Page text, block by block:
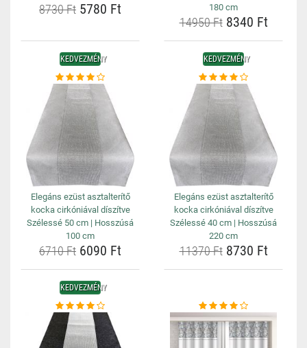
8730 Ft 5780 Ft
180 cm
14950 Ft8340 Ft
KEDVEZMÉNY
Elegáns ezüst asztalterítő
kocka cirkóniával díszítve
Szélessé 50 cm | Hosszúsá
100 cm
6710 Ft 6090 Ft
KEDVEZMÉNY
Elegáns ezüst asztalterítő
kocka cirkóniával díszítve
Szélessé 40 cm | Hosszúsá
220 cm
11370 Ft8730 Ft
KEDVEZMÉNY